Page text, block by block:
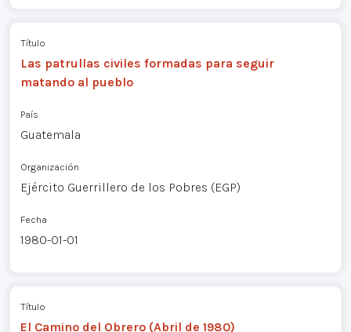
Título
Las patrullas civiles formadas para seguir
matando al pueblo
País
Guatemala
Organización
Ejército Guerrillero de los Pobres (EGP)
Fecha
1980-01-01
Título
El Camino del Obrero (Abril de 1980)